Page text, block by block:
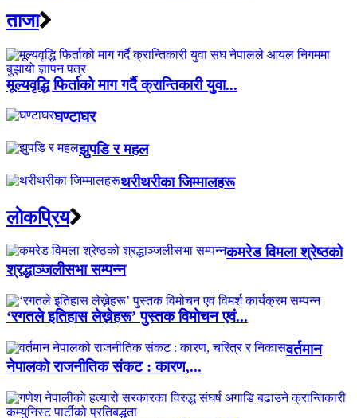
ताजा
मूल्यवृद्धि फिर्ताको माग गर्दै क्रान्तिकारी युवा...
घण्टाघर
झुपडि र महल
थरीथरीका जिम्मालहरू
लाेकप्रिय
कमरेड विमला श्रेष्ठको
श्रद्धाञ्जलीसभा सम्पन्न
‘रगतले इतिहास लेख्नेहरू’ पुस्तक विमोचन एवं...
वर्तमान
नेपालको राजनीतिक संकट : कारण,...